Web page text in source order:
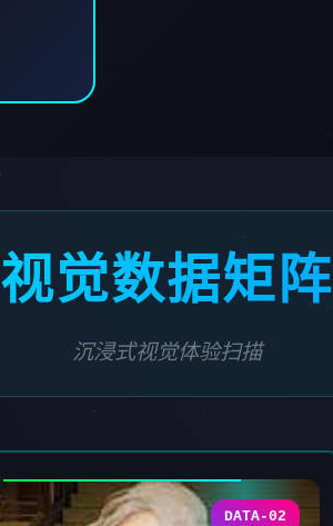
视觉数据矩阵
沉浸式视觉体验扫描
DATA-02